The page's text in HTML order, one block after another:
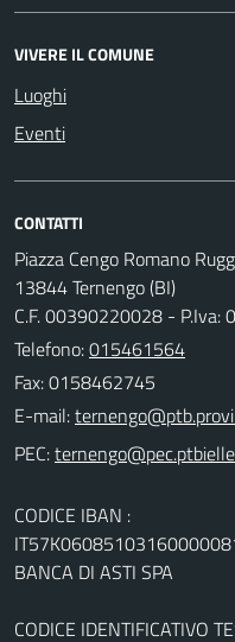
VIVERE IL COMUNE
Luoghi
Eventi
CONTATTI
Piazza Cengo Romano
13844 Ternengo (BI)
C.F. 00390220028 - P.Iva:
Telefono:015461564
Fax: 0158462745
E-mail:
PEC:
CODICE IBAN :
BANCA DI ASTI SPA
CODICE IDENTIFICATIVO